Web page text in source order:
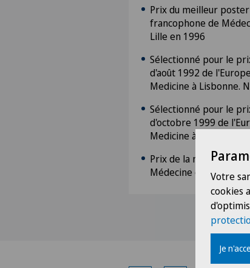
Prix du meilleur
francophone de
Lille en 1996
Sélectionné pour le
d'août 1992 de
Medicine à Lisbonne.
Sélectionné pour le
d'octobre 1999 de
Medicine à Barcelone.
Prix de la meilleure
Médecine de Genève
Votre
cookies
Je